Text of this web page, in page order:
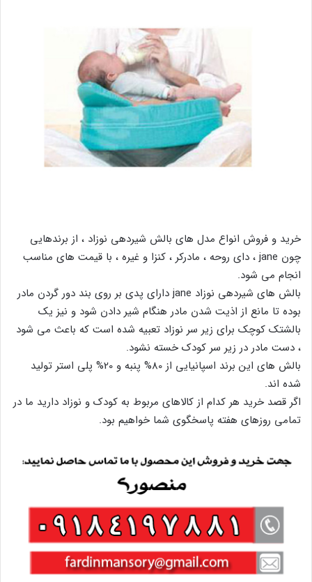
خرید و فروش انواع مدل های بالش شیردهی نوزاد ، از برندهایی
چون jane ، دای روحه ، مادرکر ، کنزا و غیره ، با قیمت های مناسب
انجام می شود.
بالش های شیردهی نوزاد jane دارای پدی بر روی بند دور گردن مادر
بوده تا مانع از اذیت شدن مادر هنگام شیر دادن شود و نیز یک
بالشتک کوچک برای زیر سر نوزاد تعبیه شده است که باعث می شود
، دست مادر در زیر سر کودک خسته نشود.
بالش های این برند اسپانیایی از 80% پنبه و 20% پلی استر تولید
شده اند.
اگر قصد خرید هر کدام از کالاهای مربوط به کودک و نوزاد دارید ما در
تمامی روزهای هفته پاسخگوی شما خواهیم بود.